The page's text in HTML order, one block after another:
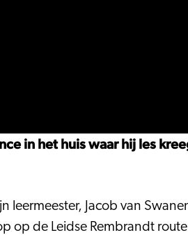
in het huis waar hij les
leermeester, Jacob van
op de Leidse Rembrandt